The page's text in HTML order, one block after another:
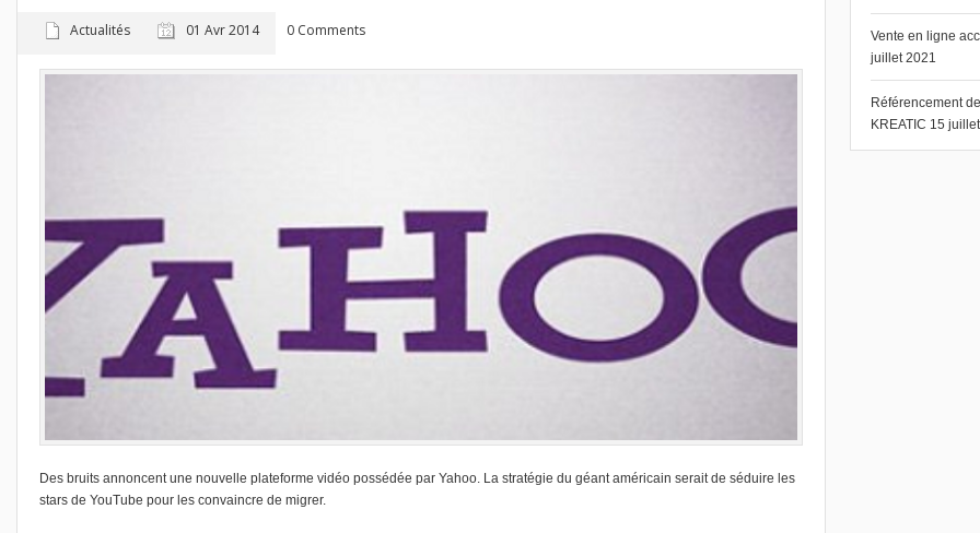
Vente en ligne
juillet 2021
Référencement
KREATIC 15
Actualités 01 Avr 2014 0 Comments
Des bruits annoncent une nouvelle plateforme vidéo possédée par Yahoo. La stratégie du géant américain serait de séduire les
stars de YouTube pour les convaincre de migrer.